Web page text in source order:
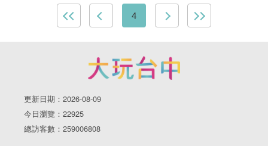
4
更新日期：2026-08-09
今日瀏覽：22925
總訪客數：259006808